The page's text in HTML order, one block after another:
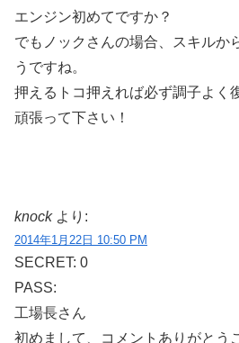
エンジン初めてですか？
でもノックさんの場合、スキルか
うですね。
押えるトコ押えれば必ず調子よく
頑張って下さい！
knock より:
2014年1月22日 10:50 PM
SECRET: 0
PASS:
工場長さん
初めまして、コメントありがとう